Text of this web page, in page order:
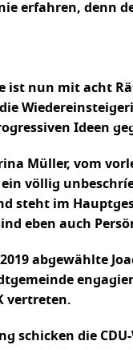
erfahren, denn
ist nun mit acht
Ideen
Müller, vom
völlig
steht im
eben auch
abgewählte
vertreten.
schicken die